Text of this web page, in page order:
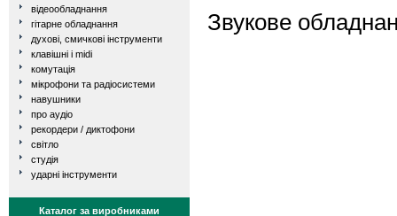
відеообладнання
гітарне обладнання
духові, смичкові інструменти
клавішні і midi
комутація
мікрофони та радіосистеми
навушники
про аудіо
рекордери / диктофони
світло
студія
ударні інструменти
Каталог за виробниками
Звукове